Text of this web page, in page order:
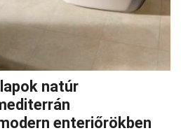
natúr
enteriőrökben